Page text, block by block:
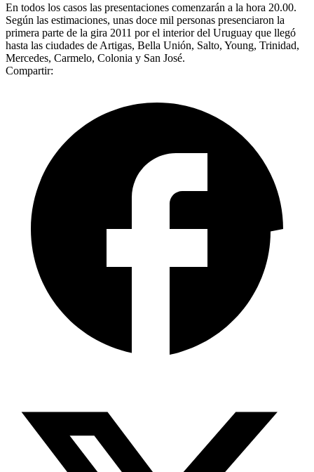
En todos los casos las presentaciones comenzarán a la hora 20.00.
Según las estimaciones, unas doce mil personas presenciaron la
primera parte de la gira 2011 por el interior del Uruguay que llegó
hasta las ciudades de Artigas, Bella Unión, Salto, Young, Trinidad,
Mercedes, Carmelo, Colonia y San José.
Compartir: